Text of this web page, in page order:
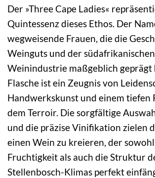
Der »Three Cape Ladies«
Quintessenz dieses Ethos. Der
wegweisende Frauen, die die
Weinguts und der südafrikanischen
Weinindustrie maßgeblich geprägt
Flasche ist ein Zeugnis von
Handwerkskunst und einem tiefen
dem Terroir. Die sorgfältige
und die präzise Vinifikation zielen
einen Wein zu kreieren, der
Fruchtigkeit als auch die Struktur
Stellenbosch-Klimas perfekt